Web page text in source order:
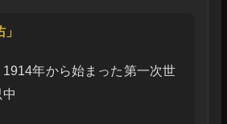
年から始まった第一次世